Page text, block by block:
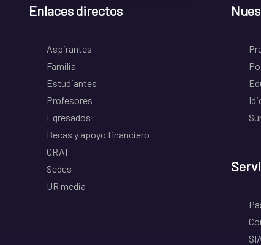
Enlaces directos
Aspirantes
Familia
Estudiantes
Profesores
Egresados
Becas y apoyo financiero
CRAI
Sedes
UR media